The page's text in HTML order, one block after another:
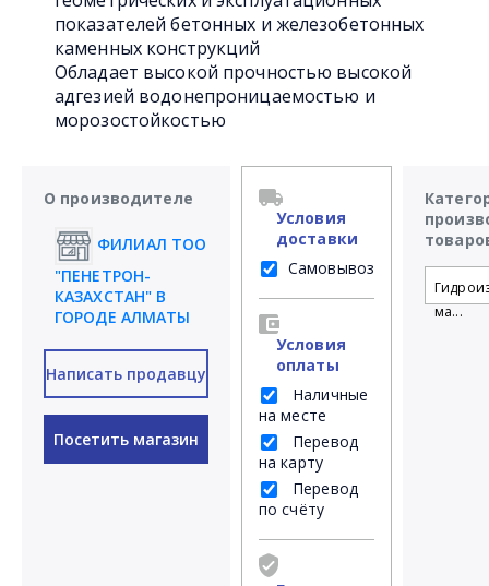
показателей бетонных и железобетонных
каменных конструкций
Обладает высокой прочностью высокой
адгезией водонепроницаемостью и
морозостойкостью
О производителе
ФИЛИАЛ ТОО
"ПЕНЕТРОН-
КАЗАХСТАН" В
ГОРОДЕ АЛМАТЫ
Написать продавцу
Посетить магазин
Условия
доставки
Самовывоз
Условия
оплаты
Наличные
на месте
Перевод
на карту
Перевод
по счёту
ма...